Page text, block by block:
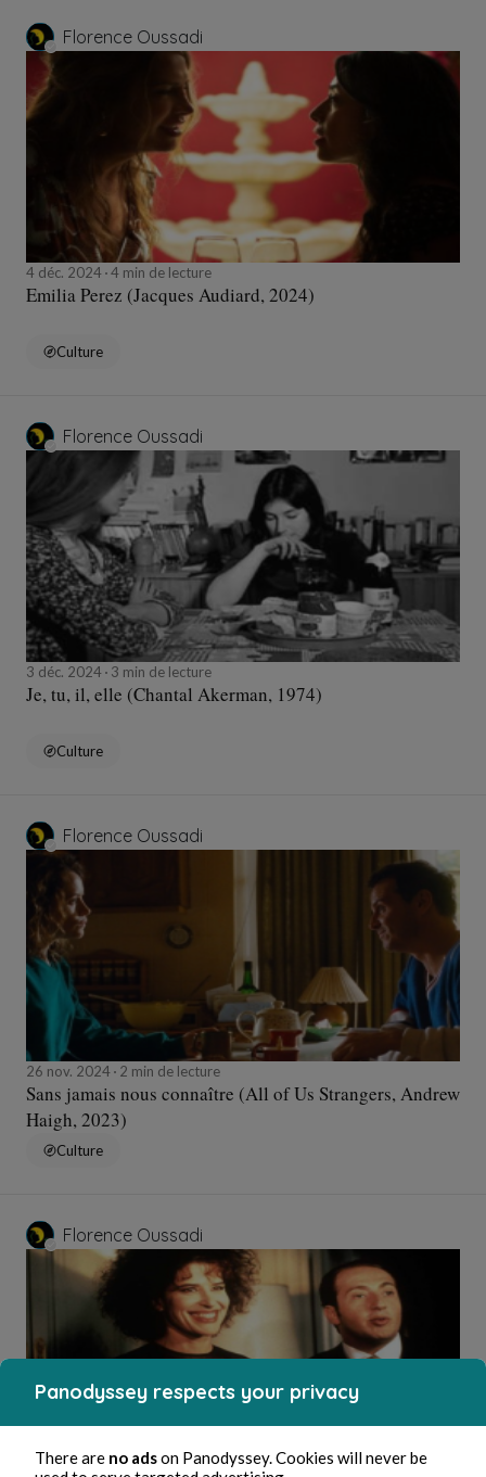
Florence Oussadi
4 déc. 2024 4 min de lecture
Emilia Perez (Jacques Audiard, 2024)
Culture
Florence Oussadi
3 déc. 2024 3 min de lecture
Je, tu, il, elle (Chantal Akerman, 1974)
Culture
Florence Oussadi
26 nov. 2024 2 min de lecture
Sans jamais nous connaître (All of Us Strangers, Andrew
Haigh, 2023)
Culture
Florence Oussadi
1 déc. 2022 4 min de lecture
Panodyssey respects your privacy
There are no adson Panodyssey. Cookies will never be